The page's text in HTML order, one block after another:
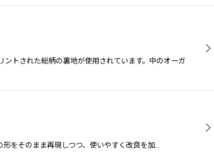
ントされた総柄の裏地が使用されています。中のオーガ
形をそのまま再現しつつ、使いやすく改良を加…